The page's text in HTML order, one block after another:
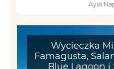
Ayia
Wycieczka
Famagusta,
Blue Lagoon i